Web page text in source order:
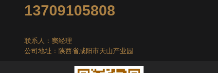
13709105808
联系人：窦经理
公司地址：陕西省咸阳市天山产业园